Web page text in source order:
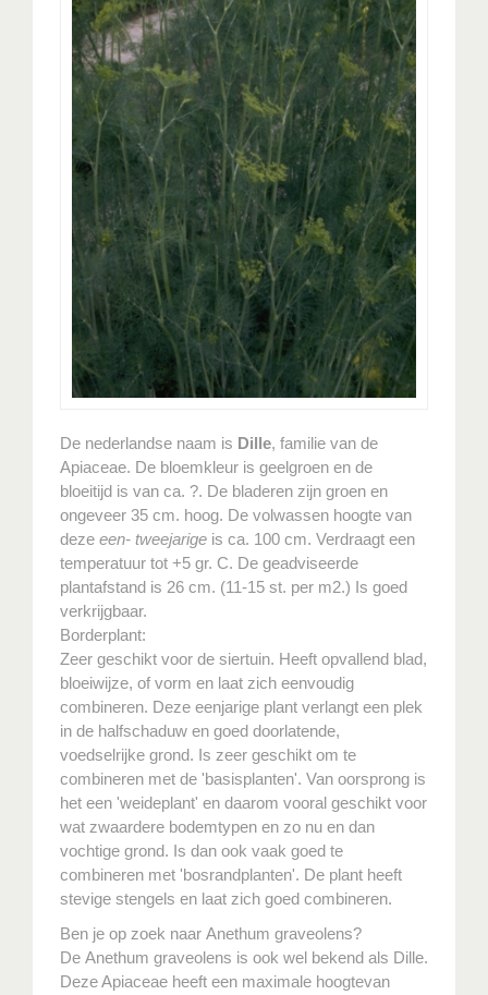
De nederlandse naam is Dille, familie van de
Apiaceae. De bloemkleur is geelgroen en de
bloeitijd is van ca. ?. De bladeren zijn groen en
ongeveer 35 cm. hoog. De volwassen hoogte van
deze een- tweejarige is ca. 100 cm. Verdraagt een
temperatuur tot +5 gr. C. De geadviseerde
plantafstand is 26 cm. (11-15 st. per m2.) Is goed
verkrijgbaar.
Borderplant:
Zeer geschikt voor de siertuin. Heeft opvallend blad,
bloeiwijze, of vorm en laat zich eenvoudig
combineren. Deze eenjarige plant verlangt een plek
in de halfschaduw en goed doorlatende,
voedselrijke grond. Is zeer geschikt om te
combineren met de 'basisplanten'. Van oorsprong is
het een 'weideplant' en daarom vooral geschikt voor
wat zwaardere bodemtypen en zo nu en dan
vochtige grond. Is dan ook vaak goed te
combineren met 'bosrandplanten'. De plant heeft
stevige stengels en laat zich goed combineren.
Ben je op zoek naar Anethum graveolens?
De Anethum graveolens is ook wel bekend als Dille.
Deze Apiaceae heeft een maximale hoogtevan